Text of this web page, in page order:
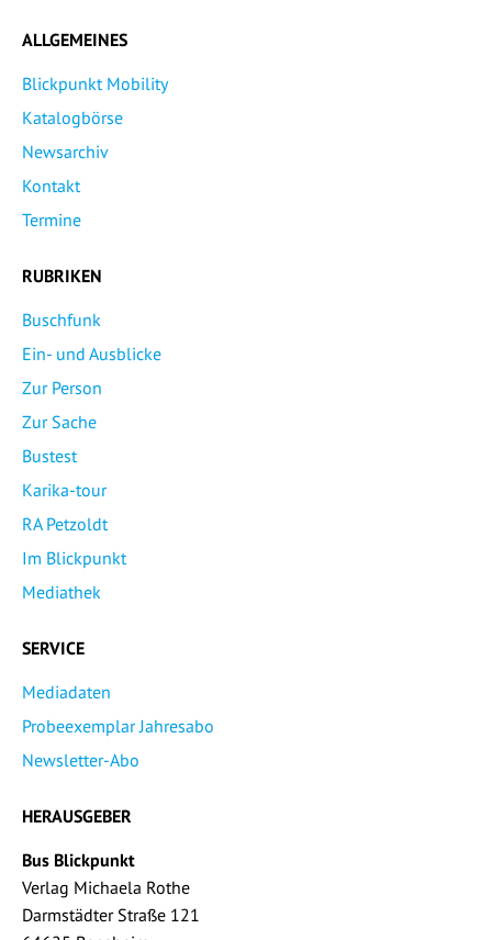
ALLGEMEINES
Blickpunkt Mobility
Katalogbörse
Newsarchiv
Kontakt
Termine
RUBRIKEN
Buschfunk
Ein- und Ausblicke
Zur Person
Zur Sache
Bustest
Karika-tour
RA Petzoldt
Im Blickpunkt
Mediathek
SERVICE
Mediadaten
Probeexemplar Jahresabo
Newsletter-Abo
HERAUSGEBER
Bus Blickpunkt
Verlag Michaela Rothe
Darmstädter Straße 121